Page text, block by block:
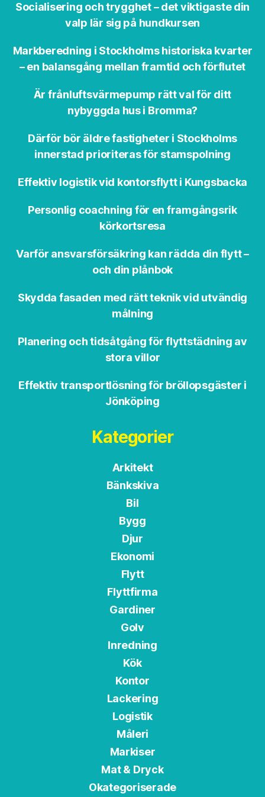
Socialisering och trygghet – det viktigaste din
valp lär sig på hundkursen
Markberedning i Stockholms historiska kvarter
– en balansgång mellan framtid och förflutet
Är frånluftsvärmepump rätt val för ditt
nybyggda hus i Bromma?
Därför bör äldre fastigheter i Stockholms
innerstad prioriteras för stamspolning
Effektiv logistik vid kontorsflytt i Kungsbacka
Personlig coachning för en framgångsrik
körkortsresa
Varför ansvarsförsäkring kan rädda din flytt –
och din plånbok
Skydda fasaden med rätt teknik vid utvändig
målning
Planering och tidsåtgång för flyttstädning av
stora villor
Effektiv transportlösning för bröllopsgäster i
Jönköping
Kategorier
Arkitekt
Bänkskiva
Bil
Bygg
Djur
Ekonomi
Flytt
Flyttfirma
Gardiner
Golv
Inredning
Kök
Kontor
Lackering
Logistik
Måleri
Markiser
Mat & Dryck
Okategoriserade